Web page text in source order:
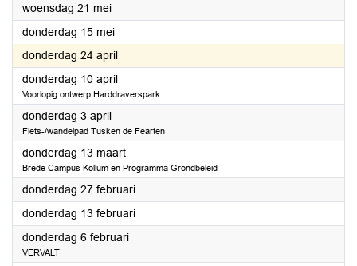
woensdag 21 mei2025
donderdag 15 mei2025
donderdag 24 april2025
donderdag 10 april2025
Voorlopig ontwerp Harddraverspark
donderdag 3 april2025
Fiets-/wandelpad Tusken de Fearten
donderdag 13 maart2025
Brede Campus Kollum en Programma Grondbeleid
donderdag 27 februari2025
donderdag 13 februari2025
donderdag 6 februari2025
VERVALT